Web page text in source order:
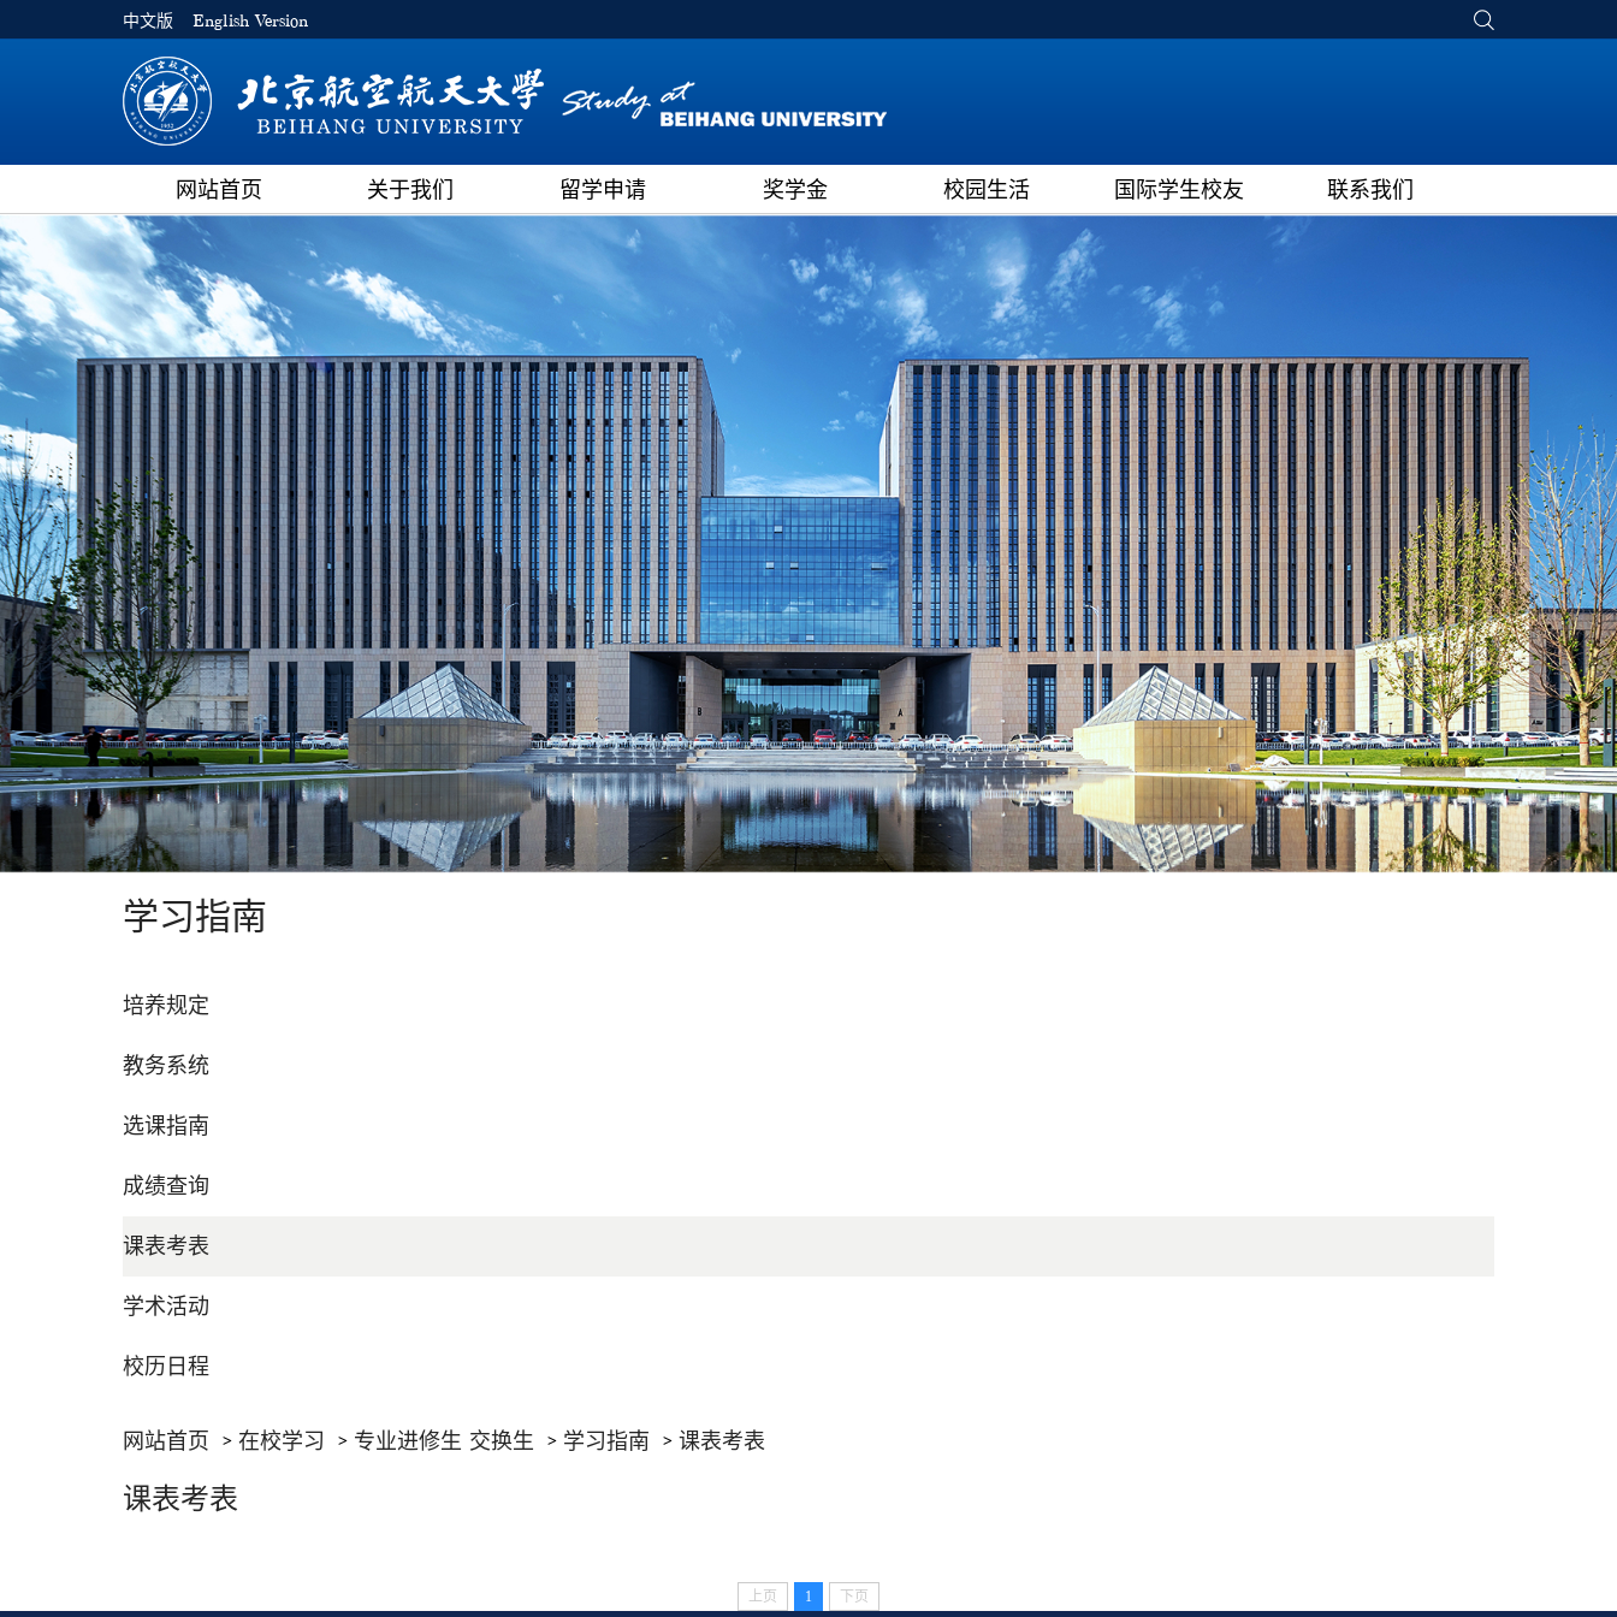
中文版 English Version
网站首页 关于我们 留学申请 奖学金 校园生活 国际学生校友 联系我们
学习指南
培养规定
教务系统
选课指南
成绩查询
课表考表
学术活动
校历日程
网站首页 在校学习 专业进修生 交换生 学习指南 课表考表
课表考表
上页 1 下页